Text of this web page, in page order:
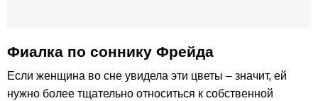
Фиалка по соннику Фрейда
Если женщина во сне увидела эти цветы – значит, ей
нужно более тщательно относиться к собственной